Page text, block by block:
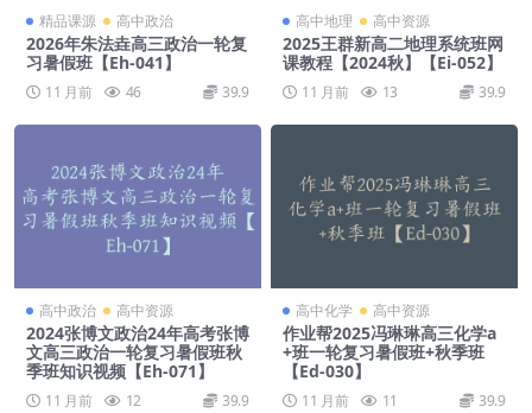
精品课源 高中政治
2026年朱法垚高三政治一轮复
习暑假班【Eh-041】
11 月前 46 39.9
高中地理 高中资源
2025王群新高二地理系统班网
课教程【2024秋】【Ei-052】
11 月前 13 39.9
高中政治 高中资源
2024张博文政治24年高考张博
文高三政治一轮复习暑假班秋
季班知识视频【Eh-071】
11 月前 12 39.9
高中化学 高中资源
作业帮2025冯琳琳高三化学a
+班一轮复习暑假班+秋季班
【Ed-030】
11 月前 11 39.9